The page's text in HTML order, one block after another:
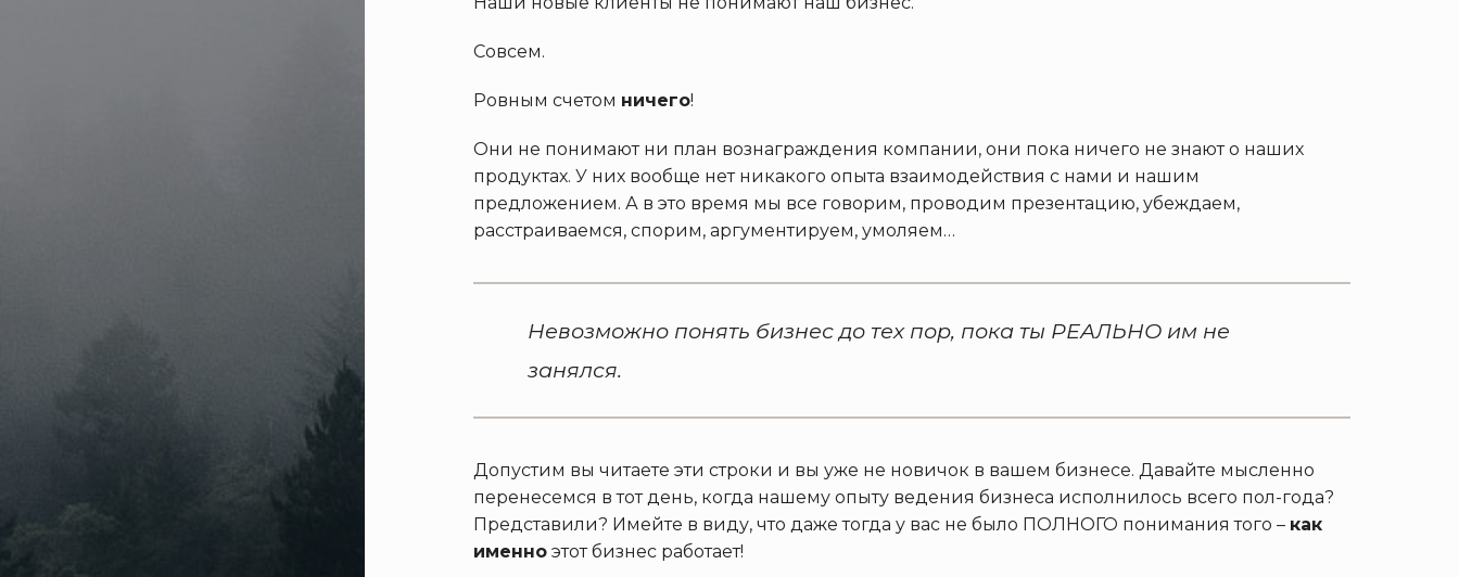
Совсем.
Ровным счетом ничего!
Они не понимают ни план вознаграждения компании, они пока ничего не знают о наших
продуктах. У них вообще нет никакого опыта взаимодействия с нами и нашим
предложением. А в это время мы все говорим, проводим презентацию, убеждаем,
расстраиваемся, спорим, аргументируем, умоляем…
Невозможно понять бизнес до тех пор, пока ты РЕАЛЬНО им не
занялся.
Допустим вы читаете эти строки и вы уже не новичок в вашем бизнесе. Давайте мысленно
перенесемся в тот день, когда нашему опыту ведения бизнеса исполнилось всего пол-года?
Представили? Имейте в виду, что даже тогда у вас не было ПОЛНОГО понимания того – как
именно этот бизнес работает!